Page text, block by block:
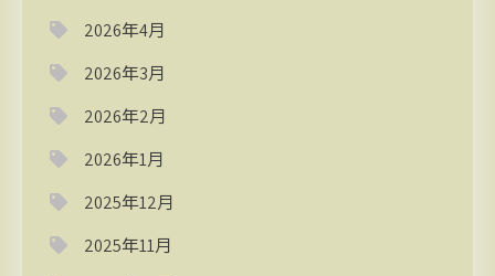
2026年4月
2026年3月
2026年2月
2026年1月
2025年12月
2025年11月